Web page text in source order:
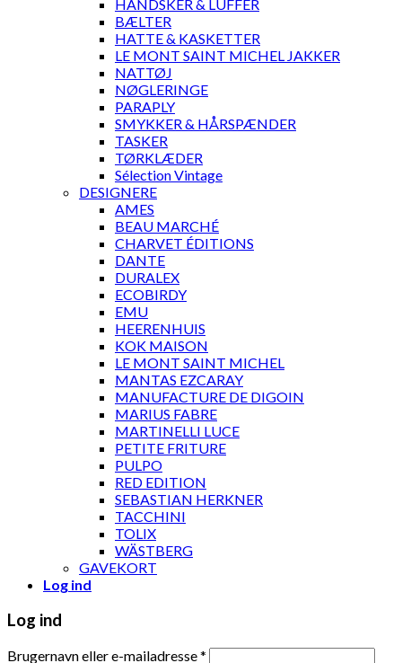
HANDSKER & LUFFER
BÆLTER
HATTE & KASKETTER
LE MONT SAINT MICHEL JAKKER
NATTØJ
NØGLERINGE
PARAPLY
SMYKKER & HÅRSPÆNDER
TASKER
TØRKLÆDER
Sélection Vintage
DESIGNERE
AMES
BEAU MARCHÉ
CHARVET ÉDITIONS
DANTE
DURALEX
ECOBIRDY
EMU
HEERENHUIS
KOK MAISON
LE MONT SAINT MICHEL
MANTAS EZCARAY
MANUFACTURE DE DIGOIN
MARIUS FABRE
MARTINELLI LUCE
PETITE FRITURE
PULPO
RED EDITION
SEBASTIAN HERKNER
TACCHINI
TOLIX
WÄSTBERG
GAVEKORT
Log ind
Log ind
Brugernavn eller e-mailadresse*